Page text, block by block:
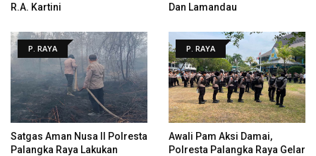
R.A. Kartini
Dan Lamandau
P. RAYA
Satgas Aman Nusa II Polresta
Palangka Raya Lakukan
P. RAYA
Awali Pam Aksi Damai,
Polresta Palangka Raya Gelar